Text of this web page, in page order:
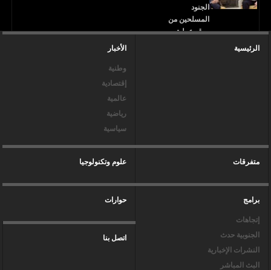
الرئيسية الأخبار
وطنية
إقتصادية
عالمية
رياضية
سياسية
متفرقات علوم وتكنولوجيا
برامج
إتجاهات
الجنوبية حدث
النشرات الإخبارية
البث المباشر
حوارات
اتصل بنا